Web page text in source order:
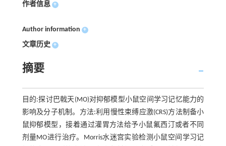
作者信息 +
Author information +
文章历史 +
摘要
目的:探讨巴戟天(MO)对抑郁模型小鼠空间学习记忆能力的
影响及分子机制。方法:利用慢性束缚应激(CRS)方法制备小
鼠抑郁模型，接着通过灌胃方法给予小鼠氟西汀或者不同
剂量MO进行治疗。Morris水迷宫实验检测小鼠空间学习记